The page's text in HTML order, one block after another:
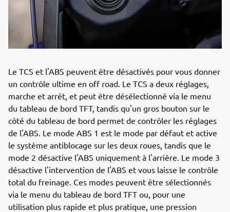
Le TCS et l'ABS peuvent être désactivés pour vous donner
un contrôle ultime en off road. Le TCS a deux réglages,
marche et arrêt, et peut être désélectionné via le menu
du tableau de bord TFT, tandis qu'un gros bouton sur le
côté du tableau de bord permet de contrôler les réglages
de l'ABS. Le mode ABS 1 est le mode par défaut et active
le système antiblocage sur les deux roues, tandis que le
mode 2 désactive l'ABS uniquement à l'arrière. Le mode 3
désactive l'intervention de l'ABS et vous laisse le contrôle
total du freinage. Ces modes peuvent être sélectionnés
via le menu du tableau de bord TFT ou, pour une
utilisation plus rapide et plus pratique, une pression